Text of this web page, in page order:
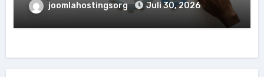
joomlahostingsorg Juli 30, 2026